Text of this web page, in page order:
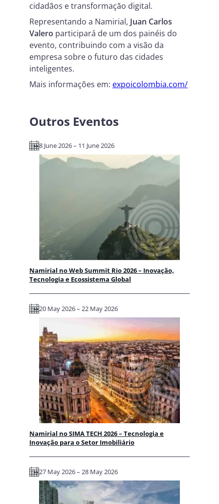
cidadãos e transformação digital.
Representando a Namirial, Juan Carlos
Valero participará de um dos painéis do
evento, contribuindo com a visão da
empresa sobre o futuro das cidades
inteligentes.
Mais informações em: expoicolombia.com/
Outros Eventos
8 June 2026 – 11 June 2026
Namirial no Web Summit Rio 2026 – Inovação,
Tecnologia e Ecossistema Global
20 May 2026 – 22 May 2026
Namirial no SIMA TECH 2026 – Tecnologia e
Inovação para o Setor Imobiliário
27 May 2026 – 28 May 2026